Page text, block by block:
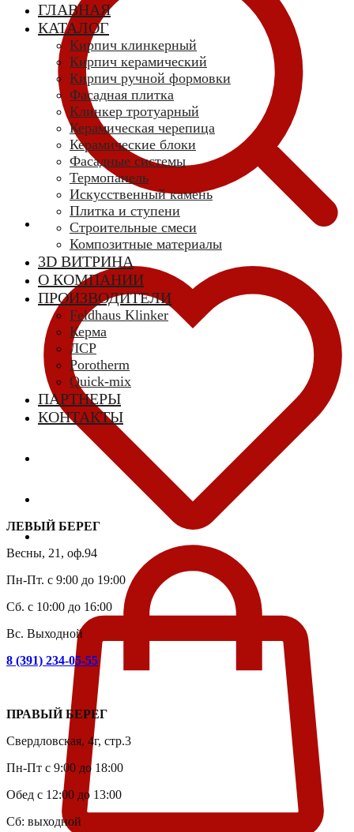
ГЛАВНАЯ
КАТАЛОГ
Кирпич клинкерный
Кирпич керамический
Кирпич ручной формовки
Фасадная плитка
Клинкер тротуарный
Керамическая черепица
Керамические блоки
Фасадные системы
Термопанель
Искусственный камень
Плитка и ступени
Строительные смеси
Композитные материалы
3D ВИТРИНА
О КОМПАНИИ
ПРОИЗВОДИТЕЛИ
Feldhaus Klinker
Керма
ЛСР
Porotherm
Quick-mix
ПАРТНЕРЫ
КОНТАКТЫ
ЛЕВЫЙ БЕРЕГ
Весны, 21, оф.94
Пн-Пт. с 9:00 до 19:00
Сб. с 10:00 до 16:00
Вс. Выходной
8 (391) 234-05-55
ПРАВЫЙ БЕРЕГ
Свердловская, 4г, стр.3
Пн-Пт с 9:00 до 18:00
Обед с 12:00 до 13:00
Сб: выходной